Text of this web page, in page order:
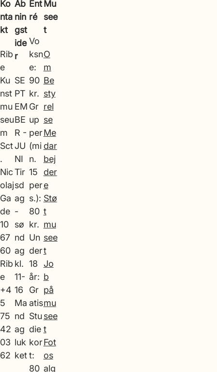
Ko
nta
kt
Rib
e
Ku
nst
mu
seu
m
Sct
.
Nic
olaj
Ga
de
10
67
60
Rib
e
+4
5
75
42
03
62
Åb
nin
gst
ide
r
SE
PT
EM
BE
R -
JU
NI
Tir
sd
ag
-
sø
nd
ag
kl.
11-
16
Ma
nd
ag
luk
ket
Ent
ré
Vo
ksn
e:
90
kr.
Gr
up
per
(mi
n.
15
per
s.):
80
kr.
Un
der
18
år:
Gr
atis
Stu
die
kor
t:
80
Mu
see
t
O
m
Be
sty
rel
se
Me
dar
bej
der
e
Stø
t
mu
see
t
Jo
b
på
mu
see
t
Fot
os
alg